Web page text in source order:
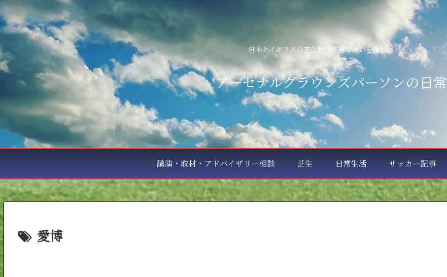
日本とイギリスの芝生管理技術の違いを探しに・・・
アーセナルグラウンズパーソンの日常
講演・取材・アドバイザリー相談 芝生 日常生活 サッカー記事
愛博